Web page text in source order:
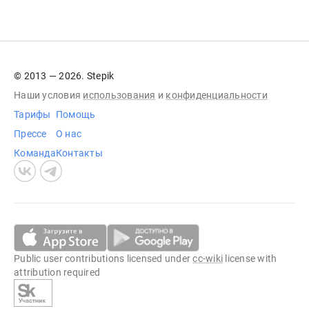
© 2013 — 2026. Stepik
Наши условия использования и конфиденциальности
Тарифы
Прессе
Команда
Помощь
О нас
Контакты
Public user contributions licensed undercc-wiki license with
attribution required